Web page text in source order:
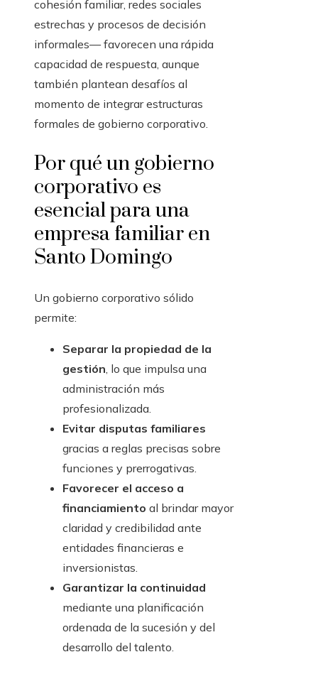
cohesión familiar, redes sociales
estrechas y procesos de decisión
informales— favorecen una rápida
capacidad de respuesta, aunque
también plantean desafíos al
momento de integrar estructuras
formales de gobierno corporativo.
Por qué un gobierno
corporativo es
esencial para una
empresa familiar en
Santo Domingo
Un gobierno corporativo sólido
permite:
Separar la propiedad de la
gestión, lo que impulsa una
administración más
profesionalizada.
Evitar disputas familiares
gracias a reglas precisas sobre
funciones y prerrogativas.
Favorecer el acceso a
financiamiento al brindar mayor
claridad y credibilidad ante
entidades financieras e
inversionistas.
Garantizar la continuidad
mediante una planificación
ordenada de la sucesión y del
desarrollo del talento.